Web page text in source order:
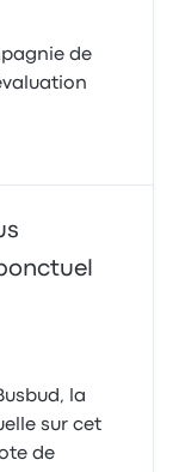
de
la
sur cet
de